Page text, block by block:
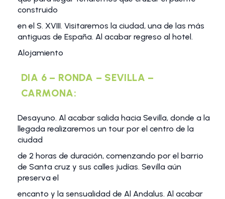
construido
en el S. XVIII. Visitaremos la ciudad, una de las más
antiguas de España. Al acabar regreso al hotel.
Alojamiento
DIA 6 – RONDA – SEVILLA –
CARMONA:
Desayuno. Al acabar salida hacia Sevilla, donde a la
llegada realizaremos un tour por el centro de la
ciudad
de 2 horas de duración, comenzando por el barrio
de Santa cruz y sus calles judías. Sevilla aún
preserva el
encanto y la sensualidad de Al Andalus. Al acabar